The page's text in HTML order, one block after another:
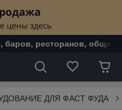
баров, ресторанов,
ДЛЯ ФАСТ ФУДА